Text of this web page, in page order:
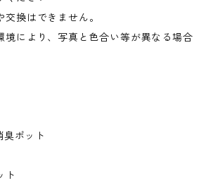
交換はできません。
境により、写真と色合い等が異なる場合
臭ポット
ト